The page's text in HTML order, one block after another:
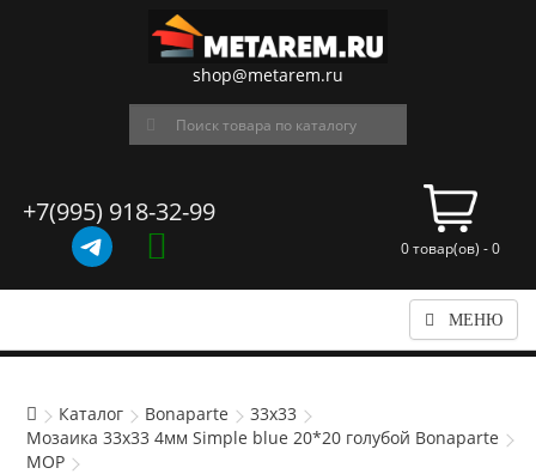
shop@metarem.ru
+7(995) 918-32-99
0 товар(ов) - 0
МЕНЮ
Каталог Bonaparte
33x33
Мозаика 33x33 4мм Simple blue 20*20 голубой Bonaparte
MOP